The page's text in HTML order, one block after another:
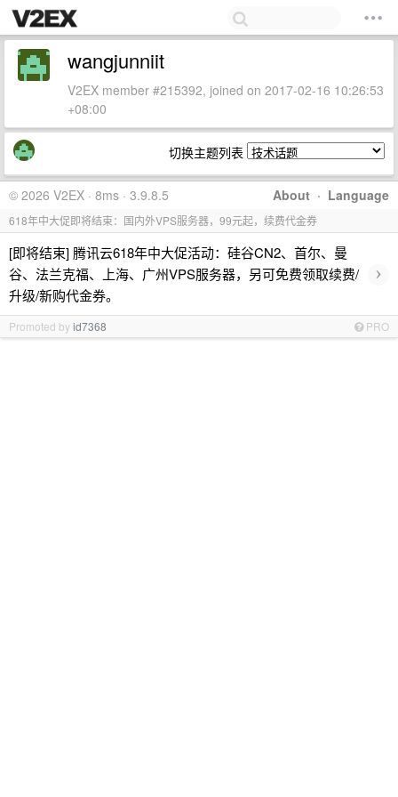
wangjunniit
V2EX member #215392, joined on 2017-02-16 10:26:53
+08:00
切换主题列表
About · Language
© 2026 V2EX · 8ms · 3.9.8.5
618年中大促即将结束：国内外VPS服务器，99元起，续费代金券
[即将结束] 腾讯云618年中大促活动：硅谷CN2、首尔、曼
谷、法兰克福、上海、广州VPS服务器，另可免费领取续费/
升级/新购代金券。
›
Promoted byid7368 PRO